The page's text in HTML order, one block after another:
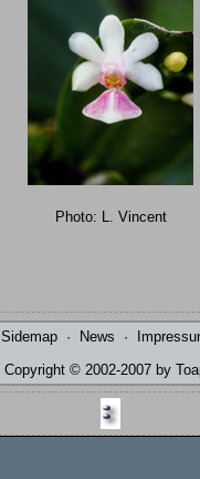
Photo: L. Vincent
Sidemap · News ·
Copyright © 2002-2007 by